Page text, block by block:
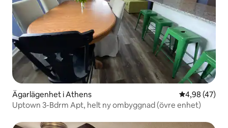
Ägarlägenhet i Athens 4,98 av 5 i
4,98 (47)
Uptown 3-Bdrm Apt, helt ny ombyggnad (övre enhet)